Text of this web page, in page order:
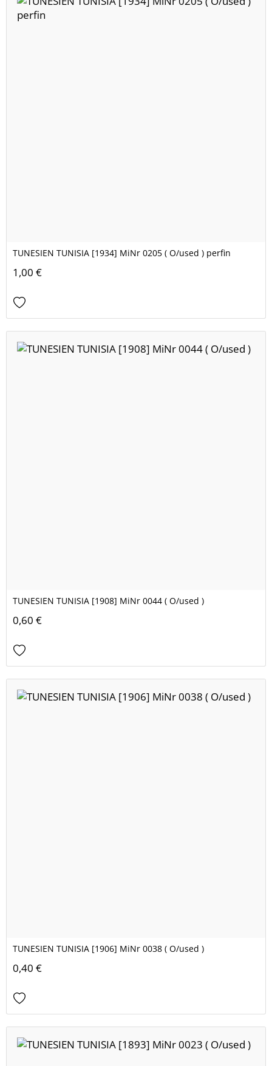
TUNESIEN TUNISIA [1934] MiNr 0205 ( O/used ) perfin
1,00 €
TUNESIEN TUNISIA [1908] MiNr 0044 ( O/used )
0,60 €
TUNESIEN TUNISIA [1906] MiNr 0038 ( O/used )
0,40 €